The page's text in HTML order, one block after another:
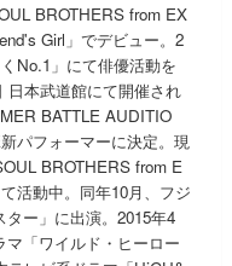
BROTHERS from EX
Girl」でデビュー。2
No.1」にて俳優活動を
日本武道館にて開催され
BATTLE AUDITIO
パフォーマーに決定。現
BROTHERS from E
活動中。同年10月、フジ
ー」に出演。2015年4
マ「ワイルド・ヒーロー